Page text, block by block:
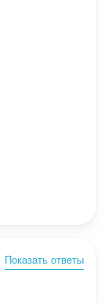
Показать ответы